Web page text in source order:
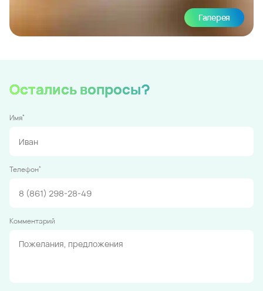
Галерея
Остались вопросы?
Имя*
Телефон*
Комментарий